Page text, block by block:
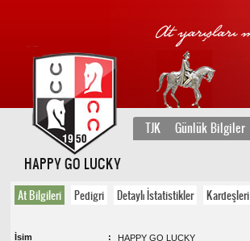
TJK Günlük Bilgiler
HAPPY GO LUCKY
At Bilgileri Pedigri Detaylı İstatistikler Kardeşleri
İsim
HAPPY GO LUCKY